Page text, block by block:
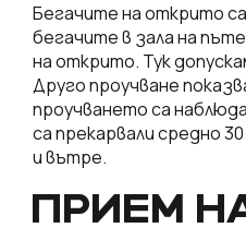
Бегачите на открито
бегачите в зала на
на открито. Тук
Друго проучване
проучването са
са прекарвали средно
и вътре.
ПРИЕМ